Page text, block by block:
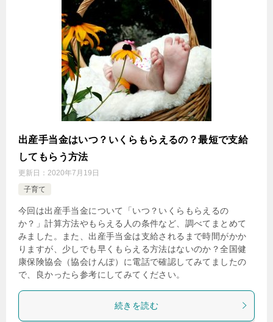
出産手当金はいつ？いくらもらえるの？最短で支給
してもらう方法
更新日： 2020年7月19日
子育て
今回は出産手当金について「いつ？いくらもらえるの
か？」計算方法やもらえる人の条件など、調べてまとめて
みました。また、出産手当金は支給されるまで時間がかか
りますが、少しでも早くもらえる方法はないのか？全国健
康保険協会（協会けんぽ）に電話で確認してみてましたの
で、良かったら参考にしてみてください。
続きを読む